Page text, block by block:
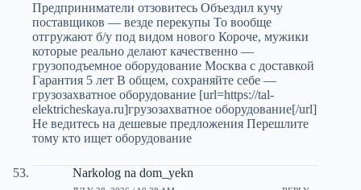
Предприниматели отзовитесь Объездил кучу
поставщиков — везде перекупы То вообще
отгружают б/у под видом нового Короче, мужики
которые реально делают качественно —
грузоподъемное оборудование Москва с доставкой
Гарантия 5 лет В общем, сохраняйте себе —
грузозахватное оборудование [url=https://tal-
elektricheskaya.ru]грузозахватное оборудование[/url]
Не ведитесь на дешевые предложения Перешлите
тому кто ищет оборудование
Narkolog na dom_yekn